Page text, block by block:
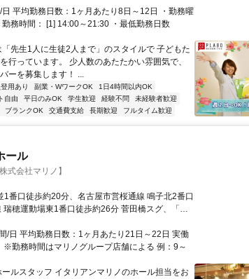
平均勤務日数：1ヶ月あたり8日～12日 ・勤務曜
務時間： [1] 14:00～21:30 ・最低勤務日数
先生1人に生徒2人まで」のスタイルで 子どもた
行っています。 少人数のあたたかい雰囲気で、
ーを募集します！ ...
用あり 副業・WワークOK
1日4時間以内OK
自由 平日のみOK 学生歓迎 経験不問
未経験者歓迎
ブランクOK 交通費支給 長期歓迎 フルタイム歓迎
ール
会社マリノ】
1番口徒歩約20分、名古屋市営桜通線 鳴子北2番口
穂運動場東1番口徒歩約26分 菅田橋スグ、「野
店舗による）【受動喫煙防止措置】敷地内禁煙
/日 平均勤務日数：1ヶ月あたり21日～22日 実働
勤務時間はマリノグループ店舗による 例：9～
ルスタッフ イタリアンマリノのホール担当をお